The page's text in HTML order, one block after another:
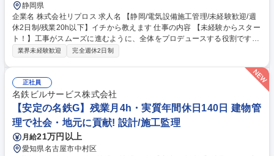
静岡県
企業名 株式会社リプロス 求人名 【静岡/電気設備施工管理/未経験歓迎/週
休2日制/残業20h以下】イチから教えます 仕事の内容 【未経験からスター
ト！】工事がスムーズに進むように、全体をプロデュースする役割です。
自分自身が作業するのではなく、職人さんたちが安全に、予定通りにお仕
職人さんの作業とは異なり、以下の4つをメインにお任せします！ ■スケ
ジュール調整：カレンダーを見て資材や職人さんの段取りを組む ■安全の
見守り：みんながケガをしないよう現場をチェック ■質のチェック：図面
通りか写真で記録 ■報告書づくり：進み具合をPCでサクッとまとめます ■
派遣形態での就業ですが、正社員雇用のため安定・安心して働けます。 募
集職種 【静岡/電気設備施工管理/未経験歓迎/週休2日制/残業20h以下】イ
チから教えます
業界未経験歓迎 完全週休2日制
正社員
名鉄ビルサービス株式会社
【安定の名鉄G】残業月4h・実質年間休日140日 建物管
理で社会・地元に貢献! 設計/施工監理
月給21万円以上
愛知県名古屋市中村区